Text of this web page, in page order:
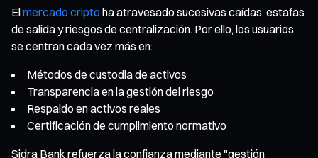
Elmercado criptoha atravesado sucesivas caídas, estafas
de salida y riesgos de centralización. Por ello, los usuarios
se centran cada vez más en:
Métodos de custodia de activos
Transparencia en la gestión del riesgo
Respaldo en activos reales
Certificación de cumplimiento normativo
Sidra Bank refuerza la confianza mediante "gestión